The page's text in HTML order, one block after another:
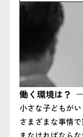
働く環境は？
小さな子どもが
さまざまな事情